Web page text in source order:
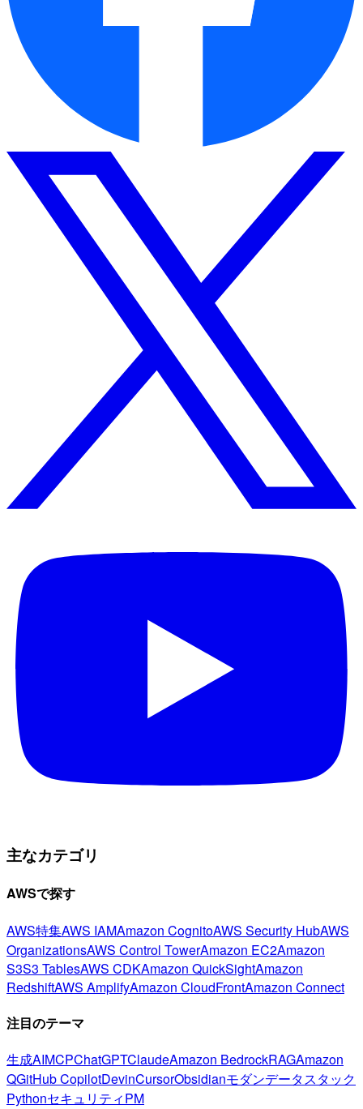
主なカテゴリ
AWSで探す
AWS特集AWS IAMAmazon CognitoAWS Security HubAWS
OrganizationsAWS Control TowerAmazon EC2Amazon
S3S3 TablesAWS CDKAmazon QuickSightAmazon
RedshiftAWS AmplifyAmazon CloudFrontAmazon Connect
注目のテーマ
生成AIMCPChatGPTClaudeAmazon BedrockRAGAmazon
QGitHub CopilotDevinCursorObsidianモダンデータスタック
PythonセキュリティPM